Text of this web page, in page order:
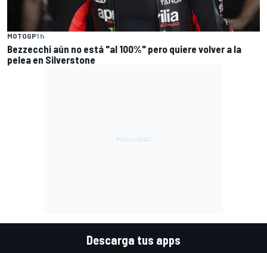
MOTOGP1 h
Bezzecchi aún no está "al 100%" pero quiere volver a la
pelea en Silverstone
Descarga tus apps